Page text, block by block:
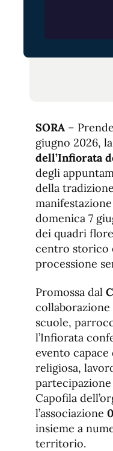
SORA –
giugno 2026, la
dell’Infiorata
degli
della
domenica 7
dei quadri
centro storico
processione
Promossa dal
collaborazione
scuole,
l’Infiorata
evento
religiosa,
Capofila
l’associazione
insieme a
territorio.